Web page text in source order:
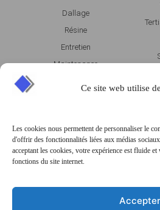
Ce site web utilise
Les cookies nous permettent de personnaliser le
d'offrir des fonctionnalités liées aux médias
acceptant les cookies, votre expérience est fluide
fonctions du site internet.
Accepter
Dallage
Résine
Entretien
Maintenance
AOSTE
GCC